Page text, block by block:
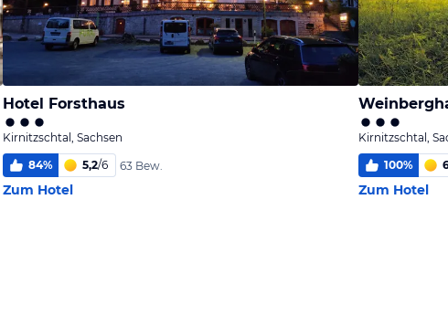
Hotel Forsthaus
Kirnitzschtal, Sachsen
84% 5,2/6 63 Bew.
Zum Hotel
Kirnitzschtal,
100%
Zum Hotel